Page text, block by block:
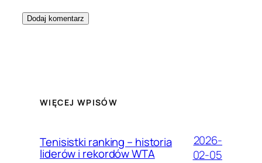
WIĘCEJ WPISÓW
Tenisistki ranking – historia
liderów i rekordów WTA
2026-
02-05